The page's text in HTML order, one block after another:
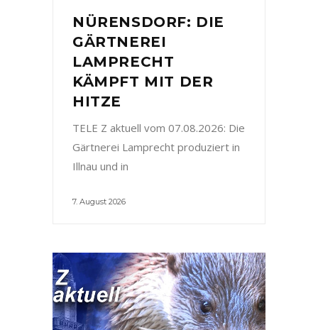
NÜRENSDORF: DIE
GÄRTNEREI
LAMPRECHT
KÄMPFT MIT DER
HITZE
TELE Z aktuell vom 07.08.2026: Die
Gärtnerei Lamprecht produziert in
Illnau und in
7. August 2026